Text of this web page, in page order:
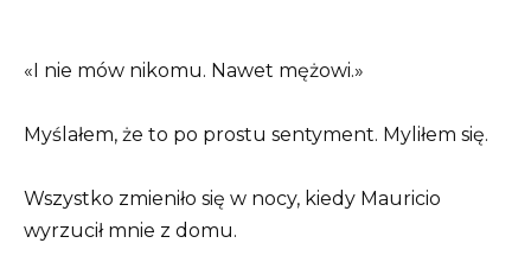
«I nie mów nikomu. Nawet mężowi.»
Myślałem, że to po prostu sentyment. Myliłem się.
Wszystko zmieniło się w nocy, kiedy Mauricio
wyrzucił mnie z domu.